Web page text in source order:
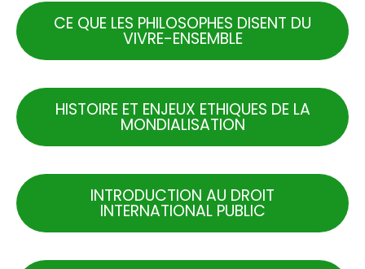
CE QUE LES PHILOSOPHES DISENT DU
VIVRE-ENSEMBLE
HISTOIRE ET ENJEUX ETHIQUES DE LA
MONDIALISATION
INTRODUCTION AU DROIT
INTERNATIONAL PUBLIC